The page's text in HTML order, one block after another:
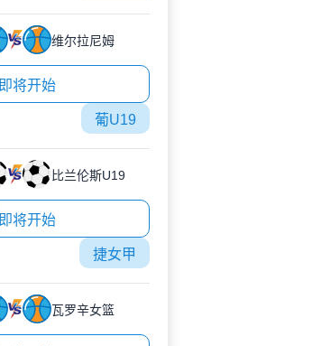
维尔拉尼姆
即将开始
葡U19
比兰伦斯U19
即将开始
捷女甲
瓦罗辛女篮